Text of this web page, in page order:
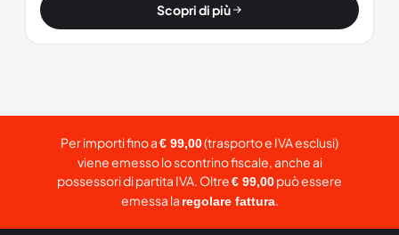
Scopri di più
Per importi fino a€ 99,00(trasporto e IVA esclusi)
viene emesso lo scontrino fiscale, anche ai
possessori di partita IVA. Oltre€ 99,00può essere
emessa la regolare fattura.